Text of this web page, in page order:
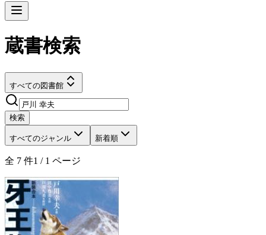
蔵書検索
すべての図書館
検索
すべてのジャンル 新着順
全 7 件1 / 1 ページ